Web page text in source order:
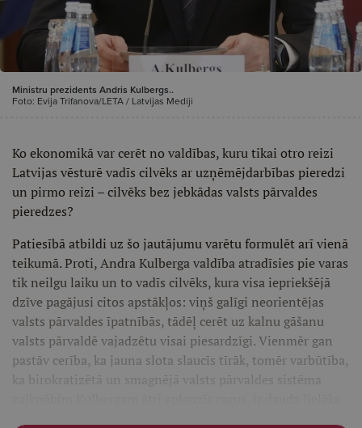
Ministru prezidents Andris Kulbergs..
Foto: Evija Trifanova/LETA / Latvijas Mediji
Ko ekonomikā var cerēt no valdības, kuru tikai otro reizi
Latvijas vēsturē vadīs cilvēks ar uzņēmējdarbības pieredzi
un pirmo reizi – cilvēks bez jebkādas valsts pārvaldes
pieredzes?
Patiesībā atbildi uz šo jautājumu varētu formulēt arī vienā
teikumā. Proti, Andra Kulberga valdība atradīsies pie varas
tik neilgu laiku un to vadīs cilvēks, kura visa iepriekšējā
dzīve pagājusi citos apstākļos: viņš galīgi neorientējas
valsts pārvaldes īpatnībās, tādēļ cerēt uz kalnu gāšanu
valsts pārvaldē vajadzētu visai piesardzīgi. Vienmēr gan
pastāv cerība, ka jauna slota slaucīs tīrāk, tomēr varbūtība,
ka birokratizētā un smagnējā valsts pārvaldes sistēma